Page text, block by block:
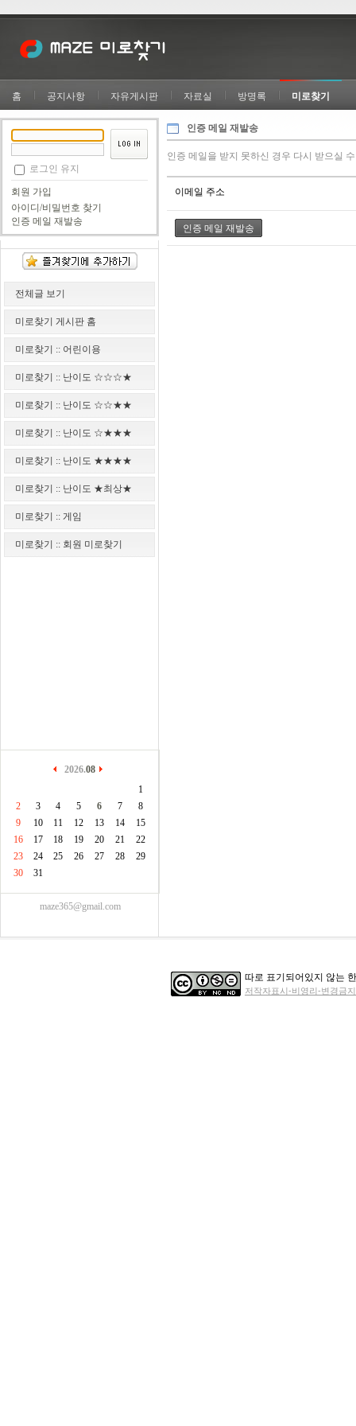
홈 공지사항 자유게시판 자료실 방명록 미로찾기
로그인 유지
회원 가입
아이디/비밀번호 찾기
인증 메일 재발송
전체글 보기
미로찾기 게시판 홈
미로찾기 :: 어린이용
미로찾기 :: 난이도 ☆☆☆★
미로찾기 :: 난이도 ☆☆★★
미로찾기 :: 난이도 ☆★★★
미로찾기 :: 난이도 ★★★★
미로찾기 :: 난이도 ★최상★
미로찾기 :: 게임
미로찾기 :: 회원 미로찾기
2026.08
1
2
3 4 5 6 7
8
9
10 11 12 13 14
15
16
17 18 19 20 21
22
23
24 25 26 27 28
29
30
31
maze365@gmail.com
인증 메일 재발송
인증 메일을 받지 못하신 경우 다시 받으실
이메일 주소
따로 표기되어있지 않는
저작자표시-비영리-변경금